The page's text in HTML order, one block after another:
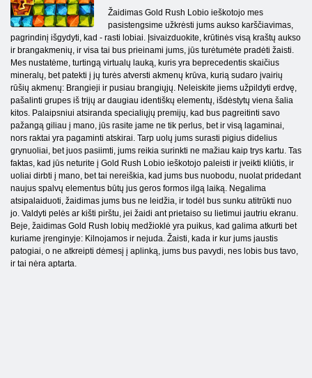
Žaidimas Gold Rush Lobio ieškotojo mes
pasistengsime užkrėsti jums aukso karščiavimas,
pagrindinį išgydyti, kad - rasti lobiai. Įsivaizduokite, krūtinės visą kraštų aukso
ir brangakmenių, ir visa tai bus prieinami jums, jūs turėtumėte pradėti žaisti.
Mes nustatėme, turtingą virtualų lauką, kuris yra beprecedentis skaičius
mineralų, bet patekti į jų turės atversti akmenų krūva, kurią sudaro įvairių
rūšių akmenų: Brangieji ir pusiau brangiųjų. Neleiskite jiems užpildyti erdvę,
pašalinti grupes iš trijų ar daugiau identiškų elementų, išdėstytų viena šalia
kitos. Palaipsniui atsiranda specialiųjų premijų, kad bus pagreitinti savo
pažangą giliau į mano, jūs rasite jame ne tik perlus, bet ir visą lagaminai,
nors raktai yra pagaminti atskirai. Tarp uolų jums surasti pigius didelius
grynuoliai, bet juos pasiimti, jums reikia surinkti ne mažiau kaip trys kartu. Tas
faktas, kad jūs neturite į Gold Rush Lobio ieškotojo paleisti ir įveikti kliūtis, ir
uoliai dirbti į mano, bet tai nereiškia, kad jums bus nuobodu, nuolat pridedant
naujus spalvų elementus būtų jus geros formos ilgą laiką. Negalima
atsipalaiduoti, žaidimas jums bus ne leidžia, ir todėl bus sunku atitrūkti nuo
jo. Valdyti pelės ar kišti pirštu, jei žaidi ant prietaiso su lietimui jautriu ekranu.
Beje, žaidimas Gold Rush lobių medžioklė yra puikus, kad galima atkurti bet
kuriame įrenginyje: Kilnojamos ir nejuda. Žaisti, kada ir kur jums jaustis
patogiai, o ne atkreipti dėmesį į aplinką, jums bus pavydi, nes lobis bus tavo,
ir tai nėra aptarta.